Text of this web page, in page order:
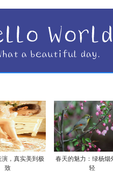
，真实美到极
致
春天的魅力：绿杨烟
轻